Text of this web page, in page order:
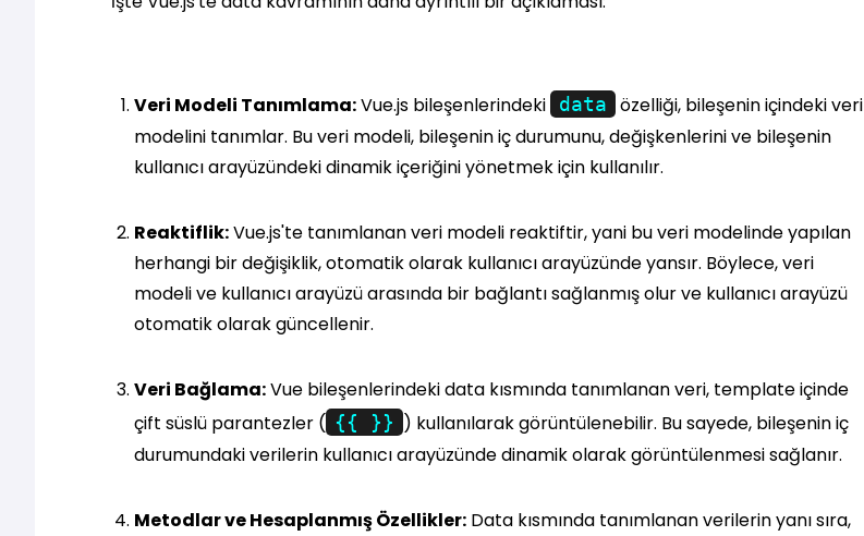
Veri Modeli Tanımlama:Vue.js bileşenlerindeki data
özelliği, bileşenin içindeki veri
modelini tanımlar. Bu veri modeli, bileşenin iç durumunu, değişkenlerini ve bileşenin
kullanıcı arayüzündeki dinamik içeriğini yönetmek için kullanılır.
Reaktiflik:Vue.js'te tanımlanan veri modeli reaktiftir, yani bu veri modelinde yapılan
herhangi bir değişiklik, otomatik olarak kullanıcı arayüzünde yansır. Böylece, veri
modeli ve kullanıcı arayüzü arasında bir bağlantı sağlanmış olur ve kullanıcı arayüzü
otomatik olarak güncellenir.
Veri Bağlama:Vue bileşenlerindeki data kısmında tanımlanan veri, template içinde
çift süslü parantezler ( {{ }} ) kullanılarak görüntülenebilir. Bu sayede, bileşenin iç
durumundaki verilerin kullanıcı arayüzünde dinamik olarak görüntülenmesi sağlanır.
Metodlar ve Hesaplanmış Özellikler:Data kısmında tanımlanan verilerin yanı sıra,